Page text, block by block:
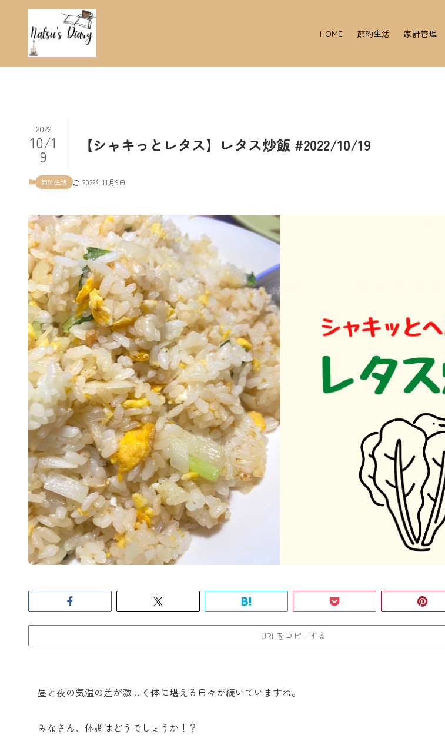
HOME 節約生活 家計管理
【シャキっとレタス】レタス炒飯 #2022/10/19
2022
10/1
9
節約生活 2022年11月9日
URLをコピーする
昼と夜の気温の差が激しく体に堪える日々が続いていますね。
みなさん、体調はどうでしょうか！？